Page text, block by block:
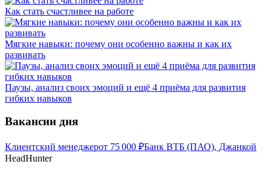
Как стать счастливее на работе
Мягкие навыки: почему они особенно важны и как их
развивать
Паузы, анализ своих эмоций и ещё 4 приёма для развития
гибких навыков
Вакансии дня
Клиентский менеджерот 75 000 ₽Банк ВТБ (ПАО), Джанкой
HeadHunter